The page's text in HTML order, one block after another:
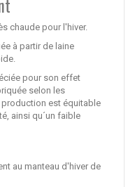
chaude pour l'hiver.
à partir de laine
pour son effet
selon les
production est équitable
ainsi qu´un faible
au manteau d'hiver de